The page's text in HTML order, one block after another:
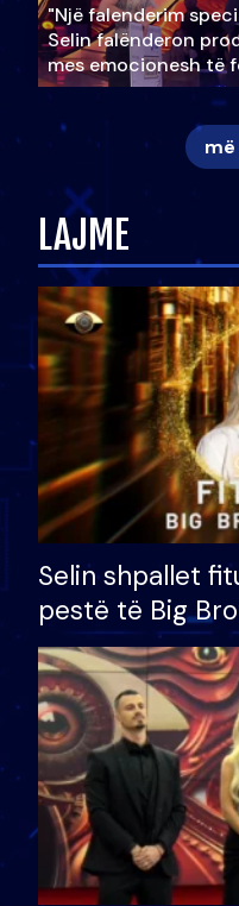
"Një falenderim
Selin falënderon
mes emocionesh të
LAJME
Selin shpallet
pestë të Big
çmimin e